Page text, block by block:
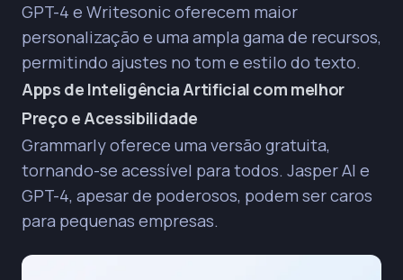
GPT-4 e Writesonic oferecem maior
personalização e uma ampla gama de recursos,
permitindo ajustes no tom e estilo do texto.
Apps de Inteligência Artificial com melhor
Preço e Acessibilidade
Grammarly oferece uma versão gratuita,
tornando-se acessível para todos. Jasper AI e
GPT-4, apesar de poderosos, podem ser caros
para pequenas empresas.